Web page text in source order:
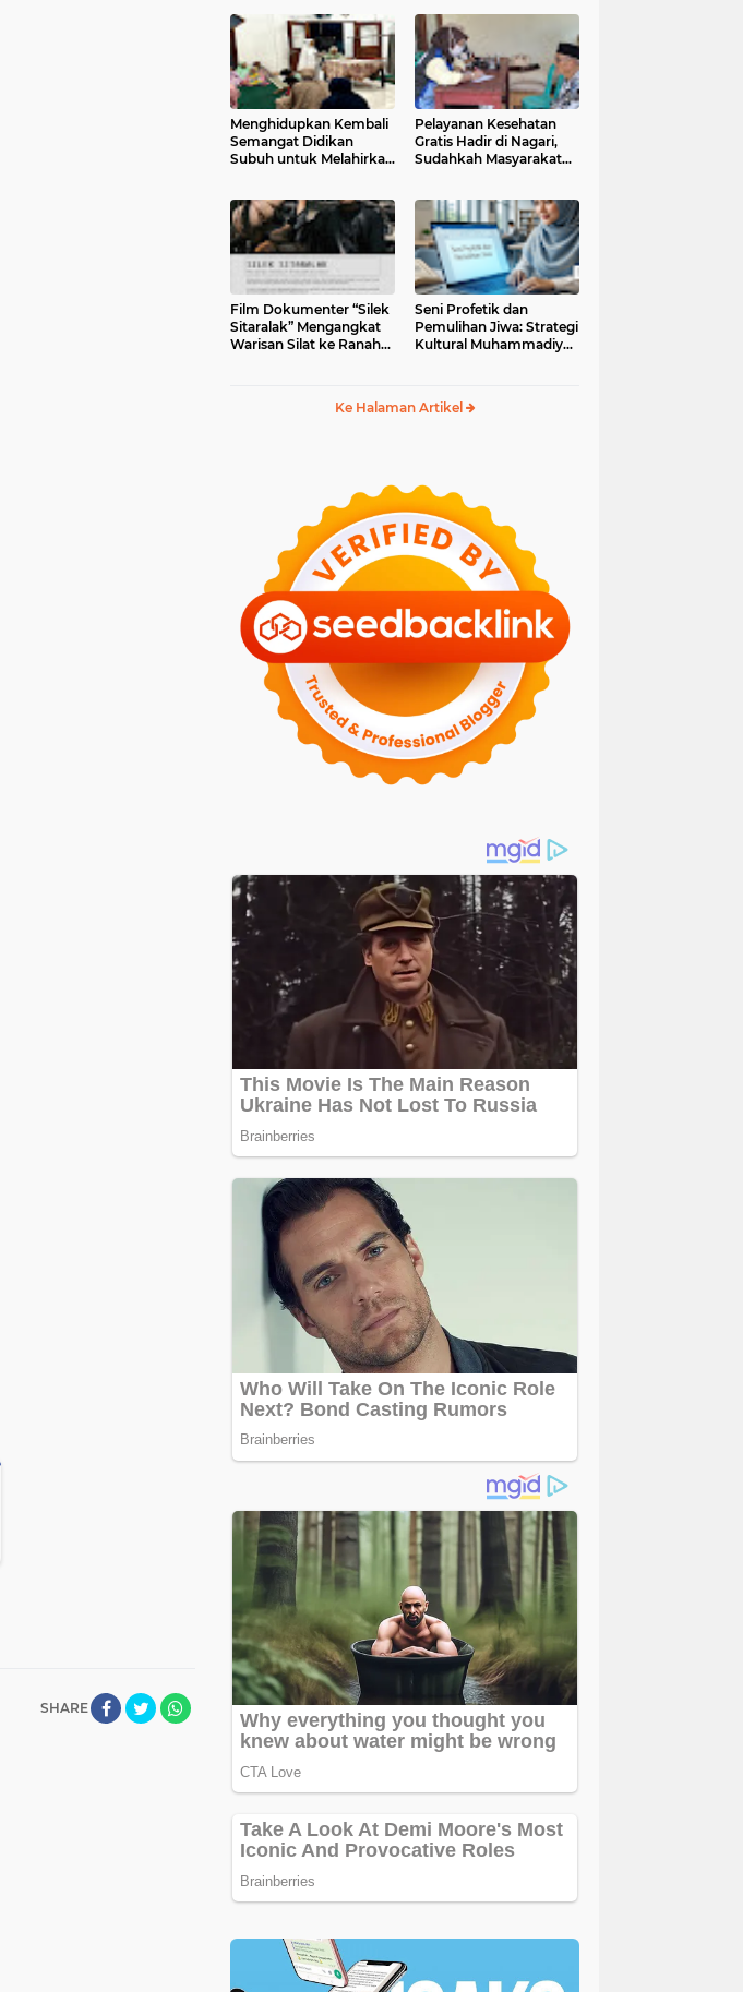
SHARE
Menghidupkan Kembali
Semangat Didikan
Subuh untuk Melahirkan
Pelayanan Kesehatan
Gratis Hadir di Nagari,
Sudahkah Masyarakat
Film Dokumenter “Silek
Sitaralak” Mengangkat
Warisan Silat ke Ranah
Seni Profetik dan
Pemulihan Jiwa: Strategi
Kultural Muhammadiyah
Ke Halaman Artikel